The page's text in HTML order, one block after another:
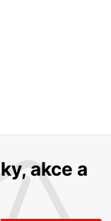
akce a